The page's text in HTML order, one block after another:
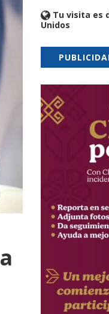
Tu visita es
Unidos